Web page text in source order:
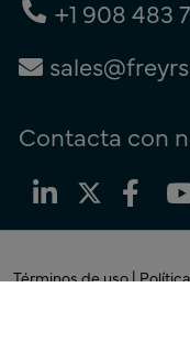
+1 908 483
Contacta con
Términos de uso|